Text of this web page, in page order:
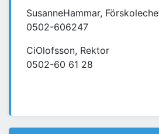
SusanneHammar,
0502-606247
CiOlofsson, Rektor
0502-60 61 28